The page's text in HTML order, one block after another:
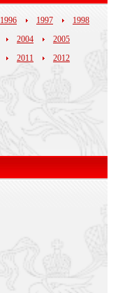
1996 1997
1998
2004
2005
2011
2012